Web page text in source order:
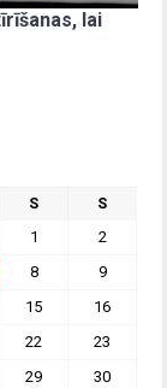
lai
S
S
1
2
8
9
15
16
22
23
29 30